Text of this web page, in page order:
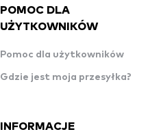
POMOC DLA
UŻYTKOWNIKÓW
Pomoc dla użytkowników
Gdzie jest moja przesyłka?
INFORMACJE